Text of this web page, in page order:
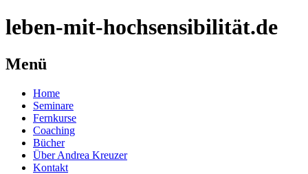
leben-mit-hochsensibilität.de
Menü
Springe
zum
Inhalt
Home
Seminare
Fernkurse
Coaching
Bücher
Über Andrea Kreuzer
Kontakt